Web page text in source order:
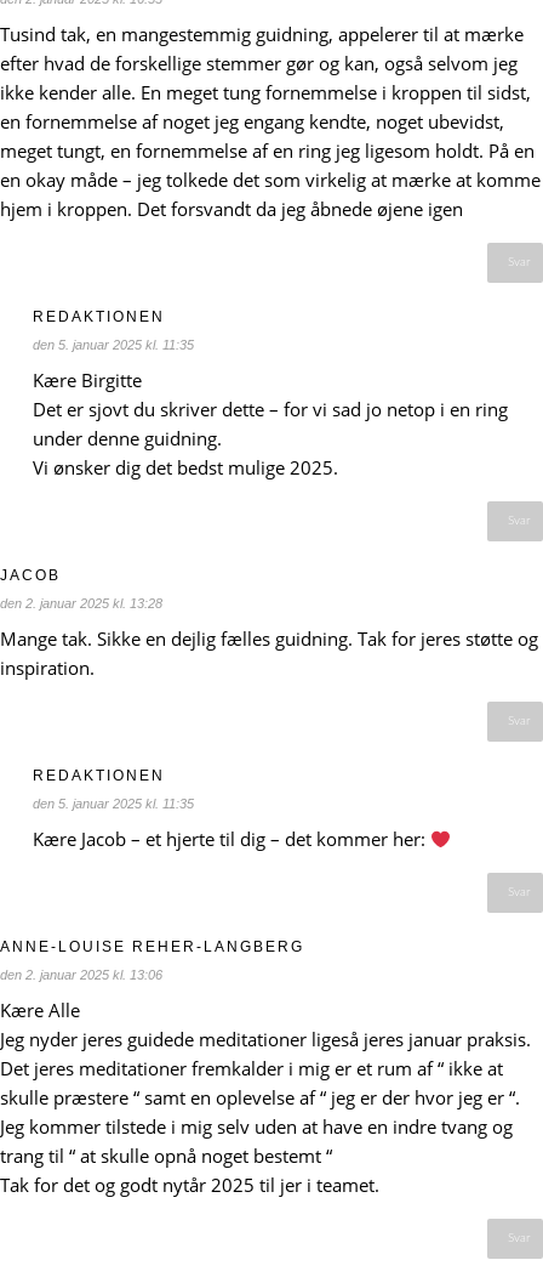
Tusind tak, en mangestemmig guidning, appelerer til at mærke
efter hvad de forskellige stemmer gør og kan, også selvom jeg
ikke kender alle. En meget tung fornemmelse i kroppen til sidst,
en fornemmelse af noget jeg engang kendte, noget ubevidst,
meget tungt, en fornemmelse af en ring jeg ligesom holdt. På en
en okay måde – jeg tolkede det som virkelig at mærke at komme
hjem i kroppen. Det forsvandt da jeg åbnede øjene igen
Svar
REDAKTIONEN
den 5. januar 2025 kl. 11:35
Kære Birgitte
Det er sjovt du skriver dette – for vi sad jo netop i en ring
under denne guidning.
Vi ønsker dig det bedst mulige 2025.
Svar
JACOB
den 2. januar 2025 kl. 13:28
Mange tak. Sikke en dejlig fælles guidning. Tak for jeres støtte og
inspiration.
Svar
REDAKTIONEN
den 5. januar 2025 kl. 11:35
Kære Jacob – et hjerte til dig – det kommer her:
Svar
ANNE-LOUISE REHER-LANGBERG
den 2. januar 2025 kl. 13:06
Kære Alle
Jeg nyder jeres guidede meditationer ligeså jeres januar praksis.
Det jeres meditationer fremkalder i mig er et rum af “ ikke at
skulle præstere “ samt en oplevelse af “ jeg er der hvor jeg er “.
Jeg kommer tilstede i mig selv uden at have en indre tvang og
trang til “ at skulle opnå noget bestemt “
Tak for det og godt nytår 2025 til jer i teamet.
Svar